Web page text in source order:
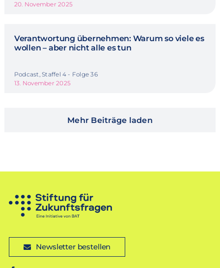
20. November 2025
Verantwortung übernehmen: Warum so viele es
wollen – aber nicht alle es tun
Podcast, Staffel 4 - Folge 36
13. November 2025
Mehr Beiträge laden
Newsletter bestellen